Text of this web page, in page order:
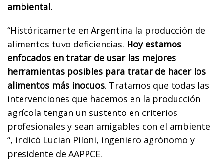
ambiental.
“Históricamente en Argentina la producción de
alimentos tuvo deficiencias. Hoy estamos
enfocados en tratar de usar las mejores
herramientas posibles para tratar de hacer los
alimentos más inocuos. Tratamos que todas las
intervenciones que hacemos en la producción
agrícola tengan un sustento en criterios
profesionales y sean amigables con el ambiente
“, indicó Lucian Piloni, ingeniero agrónomo y
presidente de AAPPCE.